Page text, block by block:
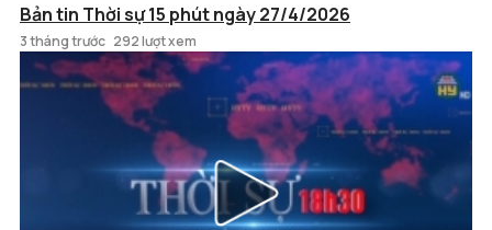
Bản tin Thời sự 15 phút ngày 27/4/2026
3 tháng trước 292 lượt xem